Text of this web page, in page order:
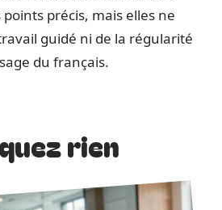
précis, mais elles ne
guidé ni de la régularité
du français.
rien